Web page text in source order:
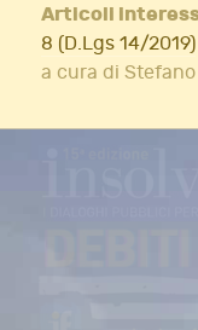
Articoli
8 (D.Lgs 14/2019)
a cura di